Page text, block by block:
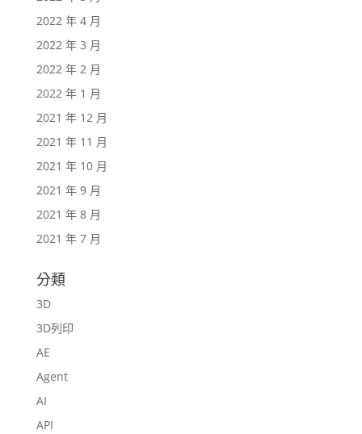
2022 年 4 月
2022 年 3 月
2022 年 2 月
2022 年 1 月
2021 年 12 月
2021 年 11 月
2021 年 10 月
2021 年 9 月
2021 年 8 月
2021 年 7 月
分類
3D
3D列印
AE
Agent
AI
API